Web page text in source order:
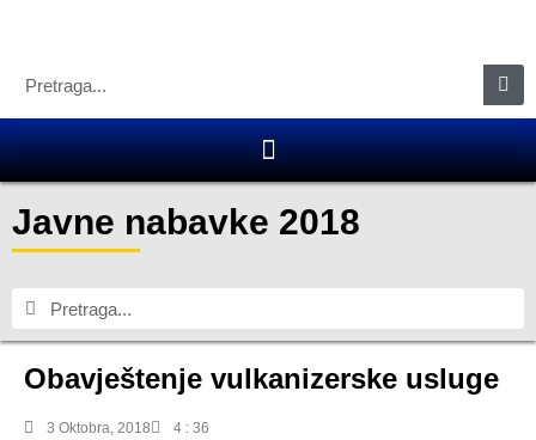
Javne nabavke 2018
Obavještenje vulkanizerske usluge
3 Oktobra, 2018 4 : 36